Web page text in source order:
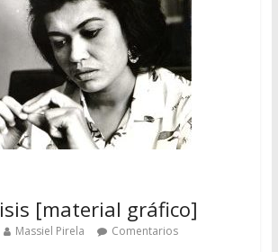
[material gráfico]
Massiel Pirela
Comentarios